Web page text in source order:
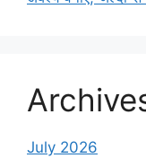
July 2026